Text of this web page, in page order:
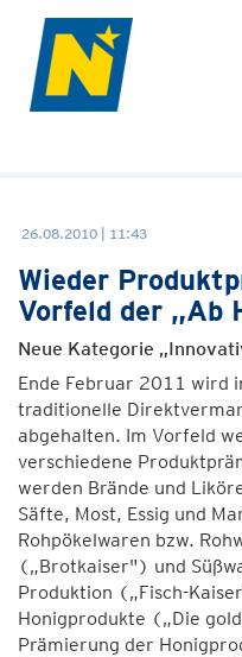
26.08.2010 | 11:43
Wieder
Vorfeld der „Ab
Neue Kategorie
Ende Februar 2011 wird
traditionelle
abgehalten. Im Vorfeld
verschiedene
werden Brände und
Säfte, Most, Essig und
Rohpökelwaren bzw.
(„Brotkaiser") und
Produktion („Fisch-
Honigprodukte („Die
Prämierung der